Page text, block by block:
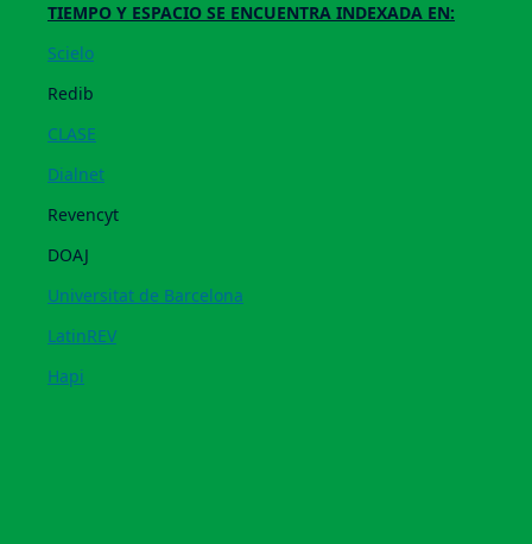
TIEMPO Y ESPACIO SE ENCUENTRA INDEXADA EN:
Scielo
Redib
CLASE
Dialnet
Revencyt
DOAJ
Universitat de Barcelona
LatinREV
Hapi